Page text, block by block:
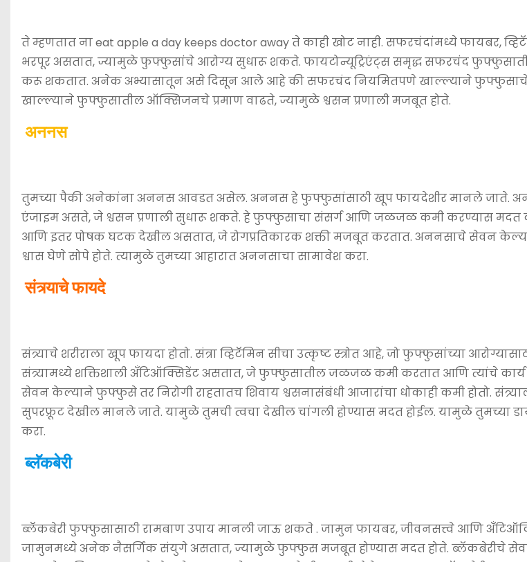
ते म्हणतात ना eat apple a day keeps doctor away ते काही खोट नाही. सफरचंदांमध्ये फायबर,
भरपूर असतात, ज्यामुळे फुफ्फुसांचे आरोग्य सुधारू शकते. फायटोन्यूट्रिएंट्स समृद्ध सफरचंद
करू शकतात. अनेक अभ्यासातून असे दिसून आले आहे की सफरचंद नियमितपणे खाल्ल्याने फुफ्फुसाचे
खाल्ल्याने फुफ्फुसातील ऑक्सिजनचे प्रमाण वाढते, ज्यामुळे श्वसन प्रणाली मजबूत होते.
​अननस
तुमच्या पैकी अनेकांना अननस आवडत असेल. अननस हे फुफ्फुसांसाठी खूप फायदेशीर मानले जाते.
एंजाइम असते, जे श्वसन प्रणाली सुधारू शकते. हे फुफ्फुसाचा संसर्ग आणि जळजळ कमी करण्यास मदत
आणि इतर पोषक घटक देखील असतात, जे रोगप्रतिकारक शक्ती मजबूत करतात. अननसाचे सेवन
श्वास घेणे सोपे होते. त्यामुळे तुमच्या आहारात अननसाचा सामावेश करा.
​संत्र्याचे फायदे
संत्र्याचे शरीराला खूप फायदा होतो. संत्रा व्हिटॅमिन सीचा उत्कृष्ट स्त्रोत आहे, जो फुफ्फुसांच्या
संत्र्यामध्ये शक्तिशाली अँटिऑक्सिडेंट असतात, जे फुफ्फुसातील जळजळ कमी करतात आणि त्यांचे कार्य
सेवन केल्याने फुफ्फुसे तर निरोगी राहतातच शिवाय श्वसनासंबंधी आजारांचा धोकाही कमी होतो.
सुपरफ्रूट देखील मानले जाते. यामुळे तुमची त्वचा देखील चांगली होण्यास मदत होईल. यामुळे तुमच्या
करा.
ब्लॅकबेरी
ब्लॅकबेरी फुफ्फुसासाठी रामबाण उपाय मानली जाऊ शकते . जामुन फायबर, जीवनसत्त्वे आणि
जामुनमध्ये अनेक नैसर्गिक संयुगे असतात, ज्यामुळे फुफ्फुस मजबूत होण्यास मदत होते. ब्लॅकबेरीचे